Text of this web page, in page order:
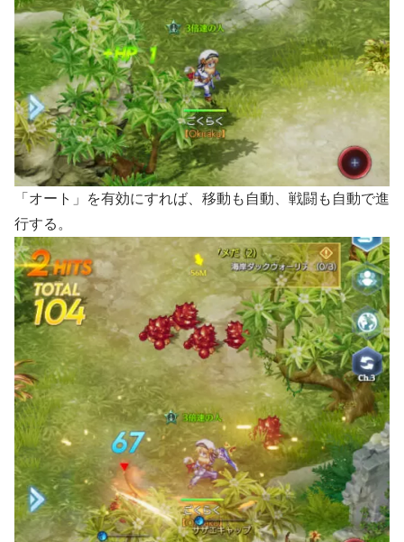
「オート」を有効にすれば、移動も自動、戦闘も自動で進
行する。